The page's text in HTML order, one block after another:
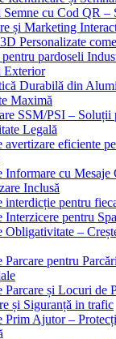
Semne cu Cod QR
și Marketing
Personalizate
pentru pardoseli
Exterior
Durabilă din
Maximă
SSM/PSI – Soluții
Legală
avertizare eficiente
Informare cu
Inclusă
interdicție pentru
Interzicere pentru
Obligativitate –
Parcare pentru
Parcare și Locuri de
și Siguranță in trafic
Prim Ajutor –